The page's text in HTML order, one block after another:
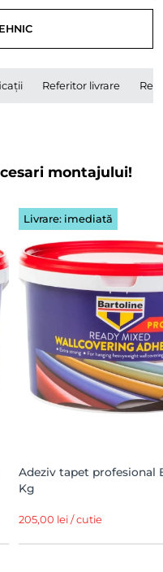
Referitor livrare
montajului!
Livrare: imediată
Adeziv tapet profesional
Kg
205,00 lei / cutie